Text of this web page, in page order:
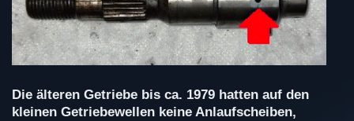
Die älteren Getriebe bis ca. 1979 hatten auf den
kleinen Getriebewellen keine Anlaufscheiben,